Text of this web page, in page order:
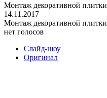
Монтаж декоративной плитки
14.11.2017
Монтаж декоративной плитки
нет голосов
Слайд-шоу
Оригинал